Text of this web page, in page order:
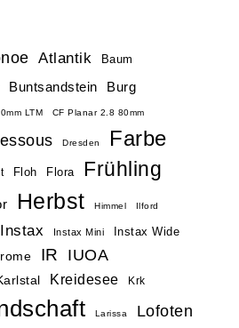
Atlantik Baum
Buntsandstein Burg
LTM CF Planar 2.8 80mm
Dresden Farbe
Floh Flora Frühling
Herbst Himmel Ilford
Instax Instax Mini
Instax Wide
IR
IUOA
Kreidesee Krk
Larissa Lofoten